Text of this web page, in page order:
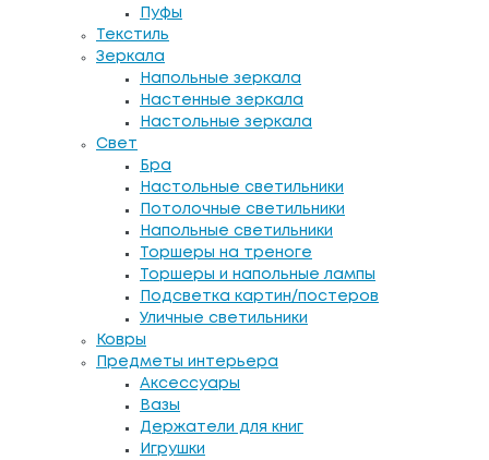
Пуфы
Текстиль
Зеркала
Напольные зеркала
Настенные зеркала
Настольные зеркала
Свет
Бра
Настольные светильники
Потолочные светильники
Напольные светильники
Торшеры на треноге
Торшеры и напольные лампы
Подсветка картин/постеров
Уличные светильники
Ковры
Предметы интерьера
Аксессуары
Вазы
Держатели для книг
Игрушки